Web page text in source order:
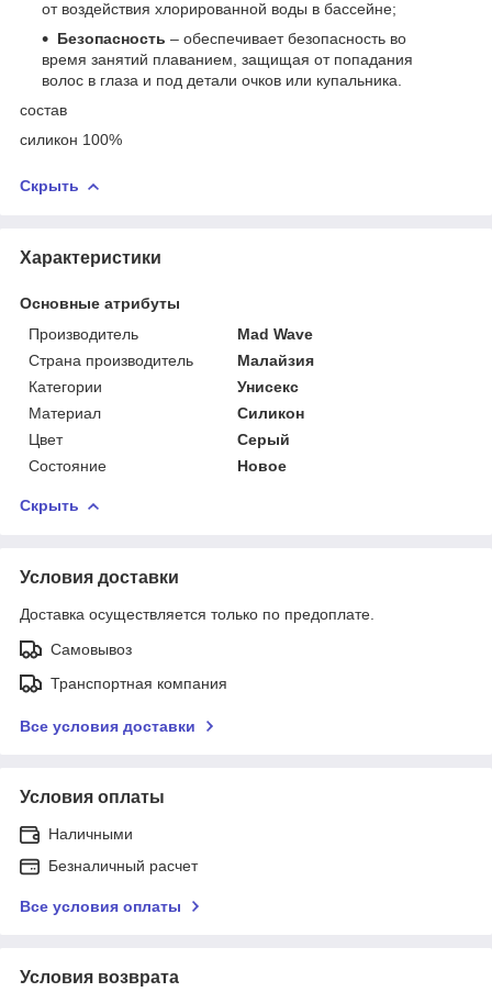
от воздействия хлорированной воды в бассейне;
Безопасность – обеспечивает безопасность во
время занятий плаванием, защищая от попадания
волос в глаза и под детали очков или купальника.
состав
силикон 100%
Скрыть
Характеристики
Основные атрибуты
Производитель
Mad Wave
Страна производитель
Малайзия
Категории
Унисекс
Материал
Силикон
Цвет
Серый
Состояние
Новое
Скрыть
Условия доставки
Доставка осуществляется только по предоплате.
Самовывоз
Транспортная компания
Все условия доставки
Условия оплаты
Наличными
Безналичный расчет
Все условия оплаты
Условия возврата